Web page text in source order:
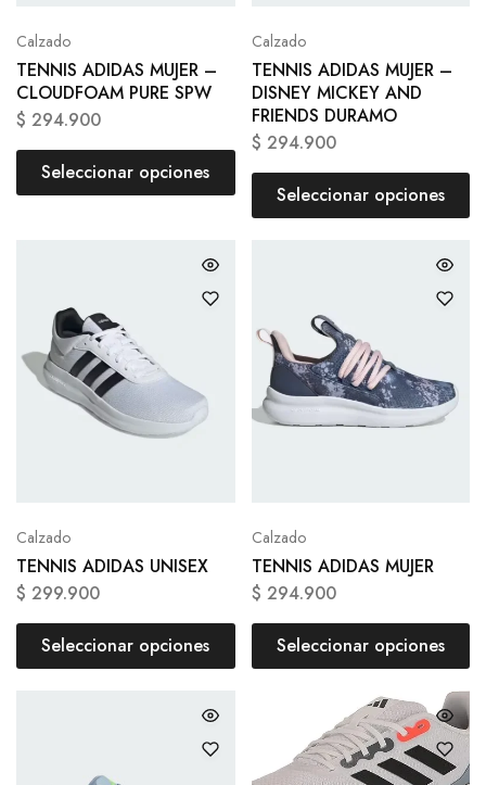
Calzado
TENNIS ADIDAS MUJER –
CLOUDFOAM PURE SPW
$ 294.900
Seleccionar opciones
Calzado
TENNIS ADIDAS MUJER –
DISNEY MICKEY AND
FRIENDS DURAMO
$ 294.900
Seleccionar opciones
Calzado
TENNIS ADIDAS UNISEX
$ 299.900
Seleccionar opciones
Calzado
TENNIS ADIDAS MUJER
$ 294.900
Seleccionar opciones